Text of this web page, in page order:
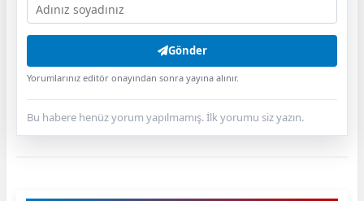
Gönder
Yorumlarınız editör onayından sonra yayına alınır.
Bu habere henüz yorum yapılmamış. İlk yorumu siz yazın.